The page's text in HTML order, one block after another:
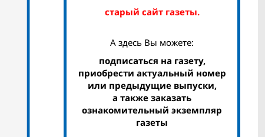
старый сайт газеты.
А здесь Вы можете:
подписаться на газету,
приобрести актуальный номер
или предыдущие выпуски,
а также заказать
ознакомительный экземпляр
газеты